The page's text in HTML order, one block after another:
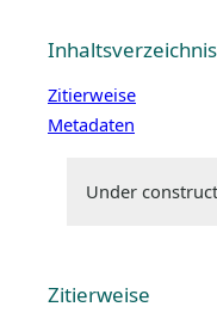
Inhaltsverzeichnis
Zitierweise
Metadaten
Under
Zitierweise